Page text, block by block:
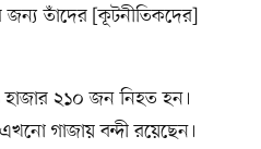
তাঁদের [কূটনীতিকদের]
হাজার ২১০ জন নিহত হন।
গাজায় বন্দী রয়েছেন।